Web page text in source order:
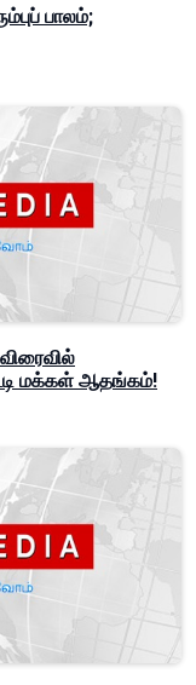
பாலம்;
மக்கள் ஆதங்கம்!